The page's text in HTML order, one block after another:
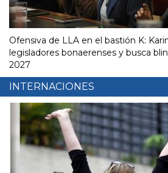
Ofensiva de LLA en el bastión K:
legisladores bonaerenses y busca
2027
INTERNACIONES